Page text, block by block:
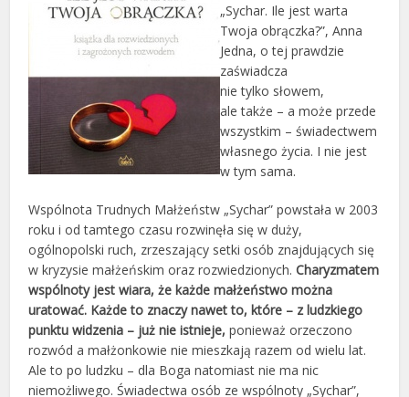
„Sychar. Ile jest warta
Twoja obrączka?”, Anna
Jedna, o tej prawdzie
zaświadcza
nie tylko słowem,
ale także – a może przede
wszystkim – świadectwem
własnego życia. I nie jest
w tym sama.
Wspólnota Trudnych Małżeństw „Sychar” powstała w 2003
roku i od tamtego czasu rozwinęła się w duży,
ogólnopolski ruch, zrzeszający setki osób znajdujących się
w kryzysie małżeńskim oraz rozwiedzionych.Charyzmatem
wspólnoty jest wiara, że każde małżeństwo można
uratować. Każde to znaczy nawet to, które – z ludzkiego
punktu widzenia – już nie istnieje, ponieważ orzeczono
rozwód a małżonkowie nie mieszkają razem od wielu lat.
Ale to po ludzku – dla Boga natomiast nie ma nic
niemożliwego. Świadectwa osób ze wspólnoty „Sychar”,